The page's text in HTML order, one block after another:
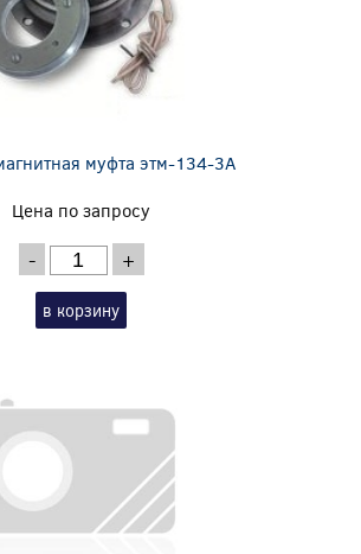
муфта этм-134-3А
Цена по запросу
- +
в корзину